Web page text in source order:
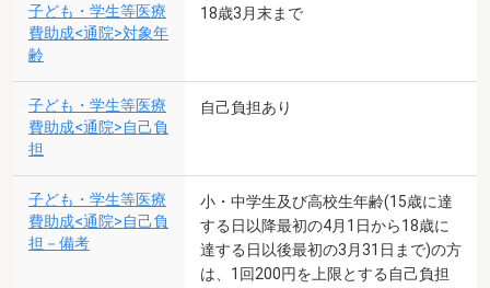
子ども・学生等医療
費助成<通院>対象年
齢
18歳3月末まで
子ども・学生等医療
費助成<通院>自己負
担
自己負担あり
子ども・学生等医療
費助成<通院>自己負
担－備考
小・中学生及び高校生年齢(15歳に達
する日以降最初の4月1日から18歳に
達する日以後最初の3月31日まで)の方
は、1回200円を上限とする自己負担